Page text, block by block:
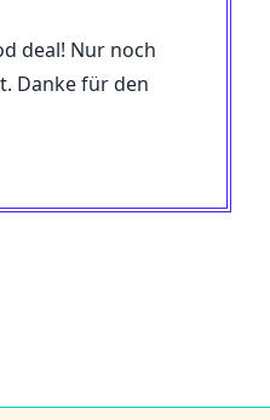
deal! Nur noch
Danke für den